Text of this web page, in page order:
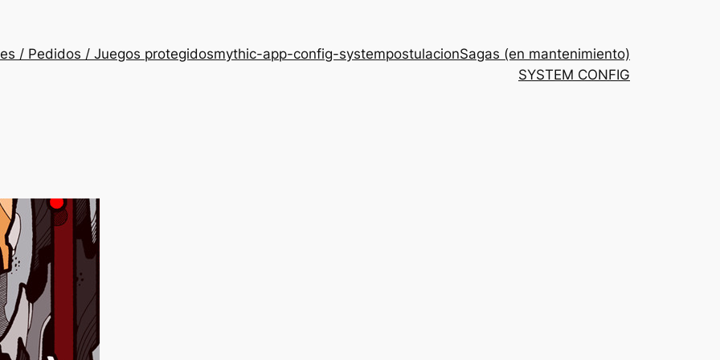
/ Pedidos / Juegos protegidosmythic-app-config-systempostulacionSagas (en mantenimiento)
SYSTEM CONFIG